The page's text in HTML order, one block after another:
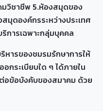
วิชาชีพ 5.ห้องสมุดของ
มุดองค์กรระหว่างประเทศ
การเฉพาะกลุ่มบุคคล
ของชมรมรักษาการให้
กระเบียบใด ๆ ได้ภายใน
อข้อบังคับของสมาคม ด้วย